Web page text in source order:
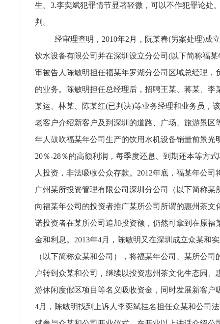
生。3.李奕斌犯罪情节显著轻微，可以不作犯罪论处
判。
经审理查明，2010年2月，阮某春(另案处理)成
饮水设备有限公司并在深圳设立分公司(以下简称福
审被告人陈敏明担任福某年罗湖分公司区域总经理，
的业务。陈敏明担任总经理后，招聘王某、蒋某、李
某运、林某、陈某红(已判决)等业务经理和业务员，
老客户介绍新客户及到深圳的道路、广场、旅游景区
年人鼓吹福某年公司生产的饮用水机设备销量前景光
20％-28％的高额利润，每季度还息、到期还本等方
人投资，非法吸收公众存款。2012年底，福某年公司
广州某所投资管理有限公司深圳分公司（以下简称某
向福某年公司的投资者推广某所公司所谓的惠州茶文
诺投资者在某所公司追加投资额，仍然可拿到在原福
金和利息。2013年4月，陈敏明又在深圳成立众某和
（以下简称众某和公司），将福某年公司、某所公司
户转到众某和公司，继续以投资惠州茶文化生态园、
游休闲度假区项目等名义吸收资金，同时发展新客户
4月，陈敏明找到上诉人李奕斌挂名担任众某和公司